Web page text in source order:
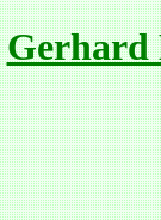
Gerhard